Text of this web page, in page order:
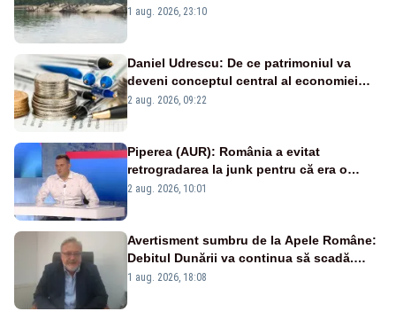
război mondial
1 aug. 2026, 23:10
Daniel Udrescu: De ce patrimoniul va
deveni conceptul central al economiei
viitoare?
2 aug. 2026, 09:22
Piperea (AUR): România a evitat
retrogradarea la junk pentru că era o
catastrofă pentru bănci și fondurile de
2 aug. 2026, 10:01
Avertisment sumbru de la Apele Române:
Debitul Dunării va continua să scadă.
Cernavodă s-ar putea închide în 4 zile
1 aug. 2026, 18:08